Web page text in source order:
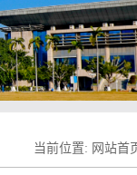
当前位置: 网站首